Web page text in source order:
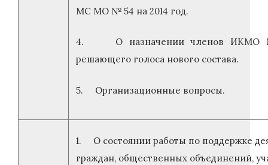
МС МО № 54 на 2014 год.
4. О назначении членов ИКМО
решающего голоса нового состава.
5. Организационные вопросы.
1. О состоянии работы по поддержке
граждан, общественных объединений,